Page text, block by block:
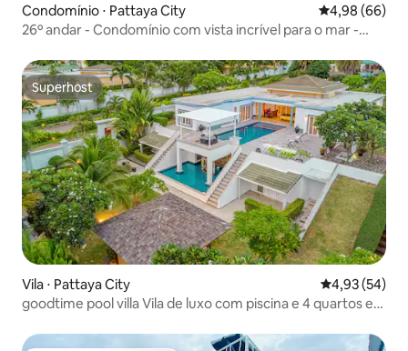
Condomínio ⋅ Pattaya City 4,98 de uma
4,98 (66)
26º andar - Condomínio com vista incrível para o mar -
Superhost
Superhost
Vila ⋅ Pattaya City 4,93 de uma
4,93 (54)
goodtime pool villa Vila de luxo com piscina e 4 quartos em
pedestres